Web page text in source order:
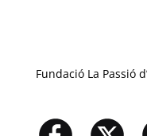
Fundació La Passió